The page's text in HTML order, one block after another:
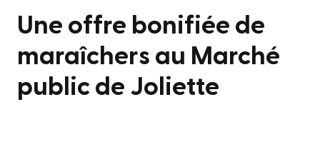
Une offre bonifiée de
maraîchers au Marché
public de Joliette